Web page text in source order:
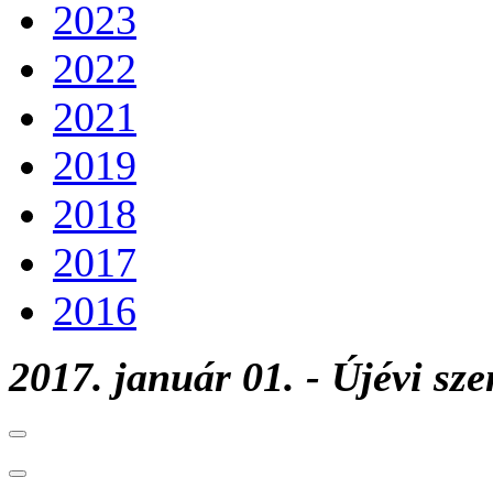
2023
2022
2021
2019
2018
2017
2016
2017. január 01. - Újévi